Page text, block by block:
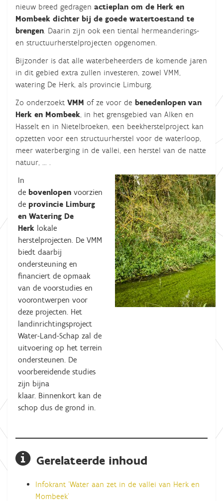
nieuw breed gedragen actieplan om de Herk en
Mombeek dichter bij de goede watertoestand te
brengen . Daarin zijn ook een tiental hermeanderings-
en structuurherstelprojecten opgenomen.
Bijzonder is dat alle waterbeheerders de komende jaren
in dit gebied extra zullen investeren, zowel VMM,
watering De Herk, als provincie Limburg.
Zo onderzoekt VMM of ze voor de benedenlopen van
Herk en Mombeek , in het grensgebied van Alken en
Hasselt en in Nietelbroeken, een beekherstelproject kan
opzetten voor een structuurherstel voor de waterloop,
meer waterberging in de vallei, een herstel van de natte
natuur, … .
In
de bovenlopen voorzien
de provincie Limburg
en Watering De
Herk lokale
herstelprojecten. De VMM
biedt daarbij
ondersteuning en
financiert de opmaak
van de voorstudies en
voorontwerpen voor
deze projecten. Het
landinrichtingsproject
Water-Land-Schap zal de
uitvoering op het terrein
ondersteunen. De
voorbereidende studies
zijn bijna
klaar. Binnenkort kan de
schop dus de grond in.
Gerelateerde inhoud
Infokrant 'Water aan zet in de vallei van Herk en
Mombeek'